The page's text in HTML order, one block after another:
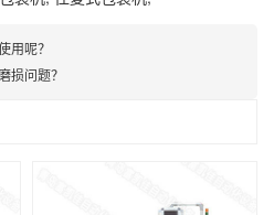
用呢？
损问题？